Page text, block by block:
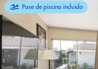
Pase de piscina incluido